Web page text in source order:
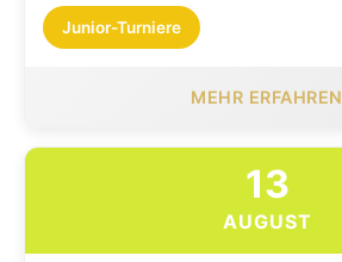
Junior-Turniere
MEHR ERFAHREN
13
AUGUST